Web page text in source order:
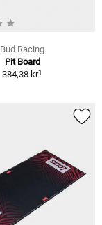
Bud Racing
Pit Board
384,38 kr1